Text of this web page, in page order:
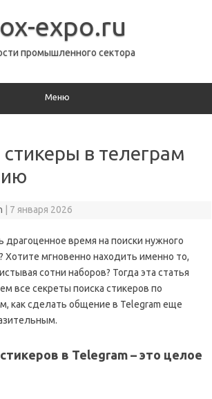
expo.ru
промышленного сектора
Меню
стикеры в телеграм
7 января 2026
драгоценное время на поиски нужного
Хотите мгновенно находить именно то,
сотни наборов? Тогда эта статья
все секреты поиска стикеров по
как сделать общение в Telegram еще
в Telegram – это целое